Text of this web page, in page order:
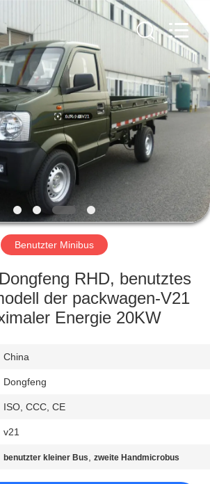
Benutzter Minibus
RHD, benutztes
der packwagen-V21
Energie 20KW
China
Dongfeng
ISO, CCC, CE
v21
benutzter kleiner Bus,zweite Handmicrobus